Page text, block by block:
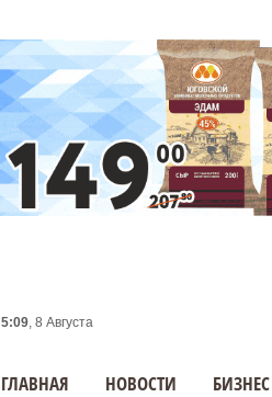
5:09, 8 Августа
ГЛАВНАЯ НОВОСТИ БИЗНЕС